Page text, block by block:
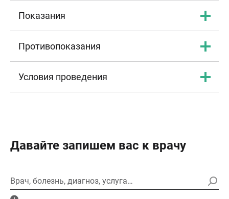
Показания
Противопоказания
Условия проведения
Давайте запишем вас к врачу
Врач, болезнь, диагноз, услуга…